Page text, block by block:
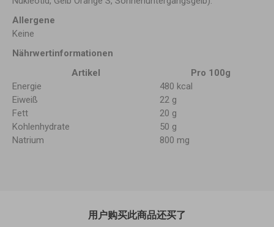
Allergene
Keine
Nährwertinformationen
Artikel
Pro 100g
Energie
480 kcal
Eiweiß
22 g
Fett
20 g
Kohlenhydrate
50 g
Natrium
800 mg
用户购买此商品还买了